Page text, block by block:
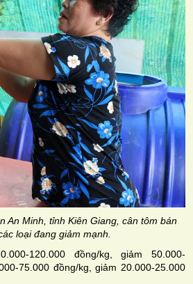
An Minh, tỉnh Kiên Giang, cân tôm bán
loại đang giảm mạnh.
120.000 đồng/kg, giảm 50.000-
75.000 đồng/kg, giảm 20.000-25.000